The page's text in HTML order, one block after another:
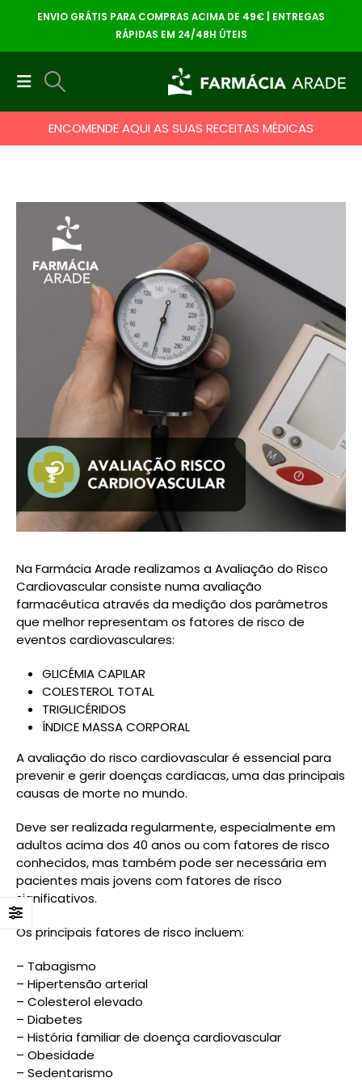
ENVIO GRÁTIS PARA COMPRAS ACIMA DE 49€ | ENTREGAS
RÁPIDAS EM 24/48H ÚTEIS
ENCOMENDE AQUI AS SUAS RECEITAS MÉDICAS
Na Farmácia Arade realizamos a Avaliação do Risco
Cardiovascular consiste numa avaliação
farmacêutica através da medição dos parâmetros
que melhor representam os fatores de risco de
eventos cardiovasculares:
GLICÉMIA CAPILAR
COLESTEROL TOTAL
TRIGLICÉRIDOS
ÍNDICE MASSA CORPORAL
A avaliação do risco cardiovascular é essencial para
prevenir e gerir doenças cardíacas, uma das principais
causas de morte no mundo.
Deve ser realizada regularmente, especialmente em
adultos acima dos 40 anos ou com fatores de risco
conhecidos, mas também pode ser necessária em
pacientes mais jovens com fatores de risco
significativos.
Os principais fatores de risco incluem:
– Tabagismo
– Hipertensão arterial
– Colesterol elevado
– Diabetes
– História familiar de doença cardiovascular
– Obesidade
– Sedentarismo